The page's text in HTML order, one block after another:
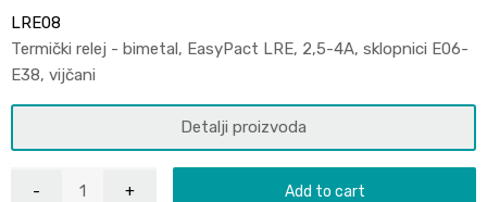
LRE08
Termički relej - bimetal, EasyPact LRE, 2,5-4A, sklopnici E06-
E38, vijčani
Detalji proizvoda
Add to cart